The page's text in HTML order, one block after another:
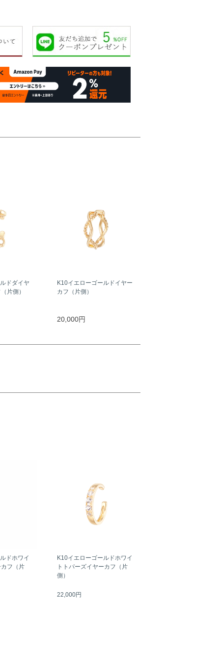
ドダイヤ
片側）
K10イエローゴールドイヤー
カフ（片側）
20,000円
ドホワイ
フ（片
K10イエローゴールドホワイ
トトパーズイヤーカフ（片
側）
22,000円